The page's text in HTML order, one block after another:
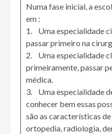
Numa fase inicial, a
em :
1. Uma especialidade
passar primeiro na
2. Uma especialidade
primeiramente, passar
médica.
3. Uma especialidade
conhecer bem essas
são as características
ortopedia, radiologia,